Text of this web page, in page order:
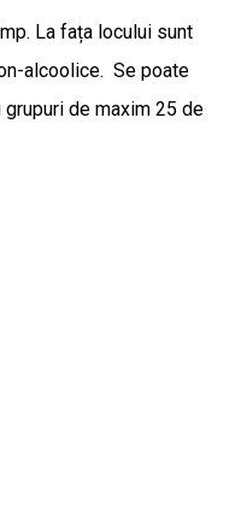
La fața locului sunt
alcoolice. Se poate
de maxim 25 de